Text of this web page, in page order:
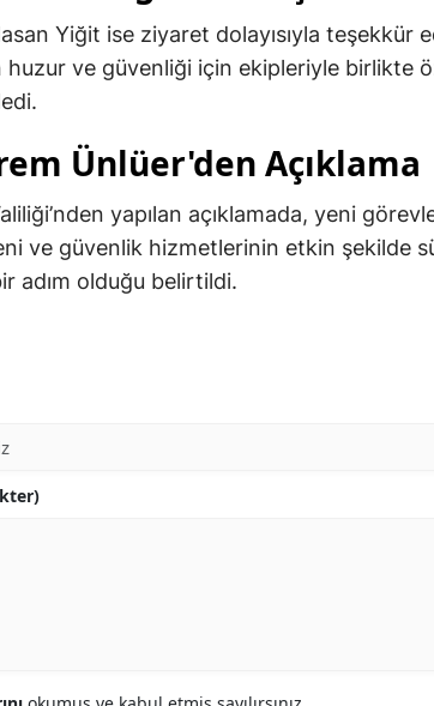
Yiğit ise ziyaret dolayısıyla teşekkür
huzur ve güvenliği için ekipleriyle birlikte
Ünlüer'den Açıklama
yapılan açıklamada, yeni
ve güvenlik hizmetlerinin etkin şekilde
adım olduğu belirtildi.